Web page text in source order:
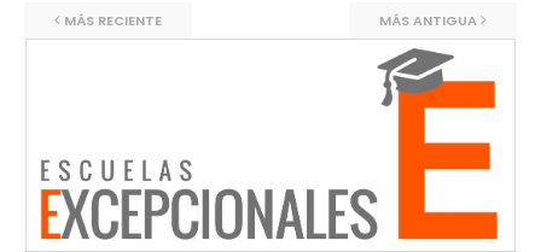
MÁS RECIENTE MÁS ANTIGUA